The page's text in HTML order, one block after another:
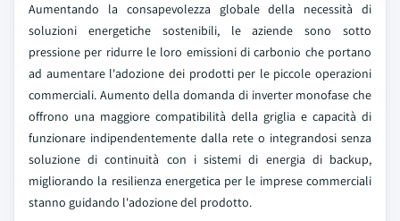
Aumentando la consapevolezza globale della necessità di
soluzioni energetiche sostenibili, le aziende sono sotto
pressione per ridurre le loro emissioni di carbonio che portano
ad aumentare l'adozione dei prodotti per le piccole operazioni
commerciali. Aumento della domanda di inverter monofase che
offrono una maggiore compatibilità della griglia e capacità di
funzionare indipendentemente dalla rete o integrandosi senza
soluzione di continuità con i sistemi di energia di backup,
migliorando la resilienza energetica per le imprese commerciali
stanno guidando l'adozione del prodotto.